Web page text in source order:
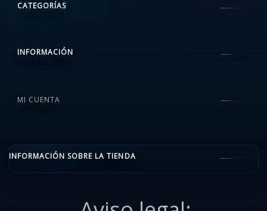
CATEGORÍAS
INFORMACIÓN
MI CUENTA
INFORMACIÓN SOBRE LA TIENDA